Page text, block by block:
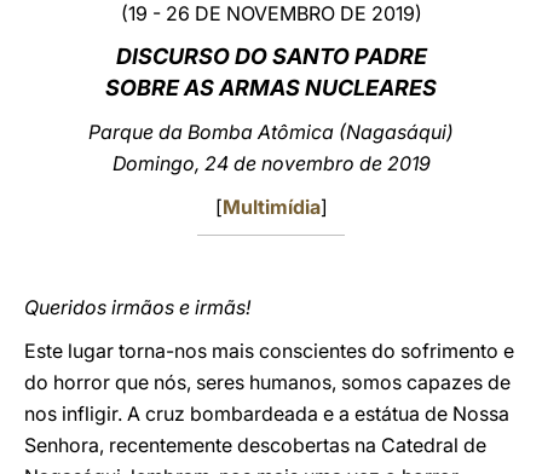
LATINE
(19 - 26 DE NOVEMBRO DE 2019)
DISCURSO DO SANTO PADRE
SOBRE AS ARMAS NUCLEARES
Parque da Bomba Atômica (Nagasáqui)
Domingo, 24 de novembro de 2019
[Multimídia]
Queridos irmãos e irmãs!
Este lugar torna-nos mais conscientes do sofrimento e
do horror que nós, seres humanos, somos capazes de
nos infligir. A cruz bombardeada e a estátua de Nossa
Senhora, recentemente descobertas na Catedral de